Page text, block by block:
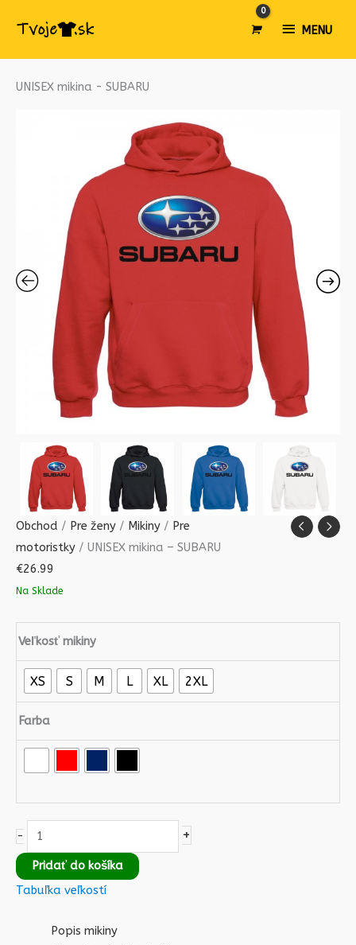
MENU
MENU
UNISEX mikina - SUBARU
Obchod / Pre ženy / Mikiny / Pre
motoristky / UNISEX mikina – SUBARU
€26.99
Na Sklade
Veľkosť mikiny
XS S M L XL 2XL
Farba
-
množstvo
+
Pridať do košíka
Tabuľka veľkostí
Popis mikiny